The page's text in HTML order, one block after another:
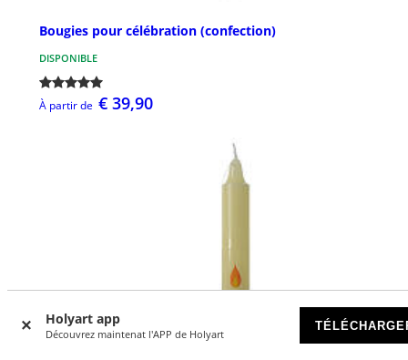
Holyart app
Découvrez maintenat l'APP de Holyart
Bougies pour célébration (confection)
DISPONIBLE
À partir de € 39,90